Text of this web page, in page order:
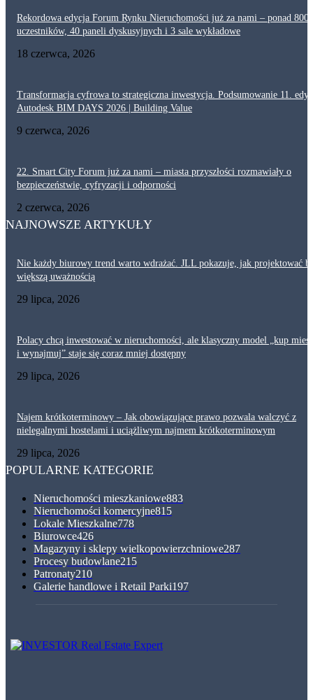
Rekordowa edycja Forum Rynku Nieruchomości już za nami – ponad 800
uczestników, 40 paneli dyskusyjnych i 3 sale wykładowe
18 czerwca, 2026
Transformacja cyfrowa to strategiczna inwestycja. Podsumowanie 11.
Autodesk BIM DAYS 2026 | Building Value
9 czerwca, 2026
22. Smart City Forum już za nami – miasta przyszłości rozmawiały o
bezpieczeństwie, cyfryzacji i odporności
2 czerwca, 2026
NAJNOWSZE ARTYKUŁY
Nie każdy biurowy trend warto wdrażać. JLL pokazuje, jak projektować
większą uważnością
29 lipca, 2026
Polacy chcą inwestować w nieruchomości, ale klasyczny model „kup
i wynajmuj” staje się coraz mniej dostępny
29 lipca, 2026
Najem krótkoterminowy – Jak obowiązujące prawo pozwala walczyć z
nielegalnymi hostelami i uciążliwym najmem krótkoterminowym
29 lipca, 2026
POPULARNE KATEGORIE
Nieruchomości mieszkaniowe883
Nieruchomości komercyjne815
Lokale Mieszkalne778
Biurowce426
Magazyny i sklepy wielkopowierzchniowe287
Procesy budowlane215
Patronaty210
Galerie handlowe i Retail Parki197